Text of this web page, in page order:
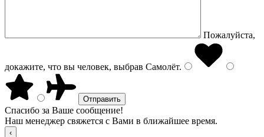
Пожалуйста,
докажите, что вы человек, выбрав Самолёт.
Спасибо за Ваше сообщение!
Наш менеджер свяжется с Вами в ближайшее время.